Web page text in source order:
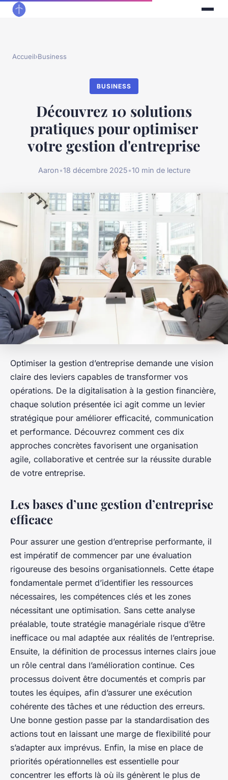
Accueil›Business
BUSINESS
Découvrez 10 solutions
pratiques pour optimiser
votre gestion d'entreprise
Aaron•18 décembre 2025•10 min de lecture
Optimiser la gestion d’entreprise demande une vision
claire des leviers capables de transformer vos
opérations. De la digitalisation à la gestion financière,
chaque solution présentée ici agit comme un levier
stratégique pour améliorer efficacité, communication
et performance. Découvrez comment ces dix
approches concrètes favorisent une organisation
agile, collaborative et centrée sur la réussite durable
de votre entreprise.
Les bases d’une gestion d’entreprise
efficace
Pour assurer une gestion d’entreprise performante, il
est impératif de commencer par une évaluation
rigoureuse des besoins organisationnels. Cette étape
fondamentale permet d’identifier les ressources
nécessaires, les compétences clés et les zones
nécessitant une optimisation. Sans cette analyse
préalable, toute stratégie managériale risque d’être
inefficace ou mal adaptée aux réalités de l’entreprise.
Ensuite, la définition de processus internes clairs joue
un rôle central dans l’amélioration continue. Ces
processus doivent être documentés et compris par
toutes les équipes, afin d’assurer une exécution
cohérente des tâches et une réduction des erreurs.
Une bonne gestion passe par la standardisation des
actions tout en laissant une marge de flexibilité pour
s’adapter aux imprévus. Enfin, la mise en place de
priorités opérationnelles est essentielle pour
concentrer les efforts là où ils génèrent le plus de